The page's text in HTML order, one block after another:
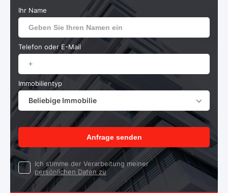
Ihr Name
Telefon oder E-Mail
Immobilientyp
Beliebige Immobilie
Anfrage senden
Ich stimme der Verarbeitung meiner
persönlichen Daten zu